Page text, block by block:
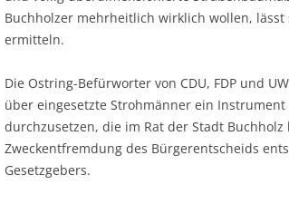
Buchholzer mehrheitlich wirklich wollen,
ermitteln.
Die Ostring-Befürworter von CDU, FDP und
über eingesetzte Strohmänner ein
durchzusetzen, die im Rat der Stadt
Zweckentfremdung des Bürgerentscheids
Gesetzgebers.